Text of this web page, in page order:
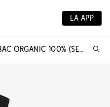
LA APP
MAIOU RIPSAT DIN BUMBAC ORGANIC 100% (SET/2 BUC.)